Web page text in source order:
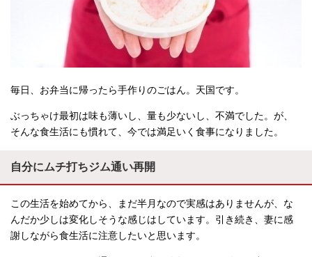
毎日、お弁当に帰ったら手作りのごはん。天国です。
ぶっちゃけ最初は味も薄いし、量も少ないし、不満でした。が、
そんな食生活にも慣れて、今では満足いく食事になりました。
自分にムチ打ちジム通い再開
この生活を始めてから、まだ半月なので実感はありませんが、な
んだか少しは変化しそうな感じはしています。引き続き、妻に感
謝しながら食生活に注意したいと思います。